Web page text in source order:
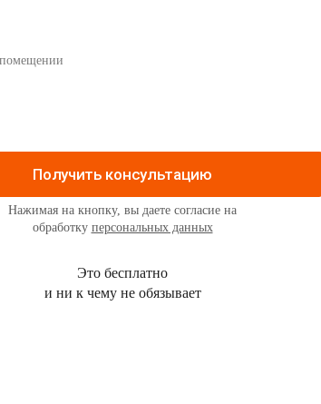
Нажимая на кнопку, вы даете согласие на
обработку персональных данных
Это бесплатно
и ни к чему не обязывает